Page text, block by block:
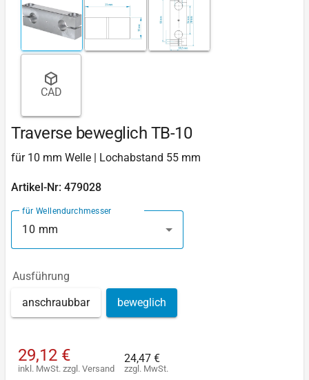
CAD
Traverse beweglich TB-10
für 10 mm Welle | Lochabstand 55 mm
Artikel-Nr: 479028
für Wellendurchmesser
10 mm
Ausführung
anschraubbar beweglich
29,12 €
inkl. MwSt. zzgl. Versand
24,47 €
zzgl. MwSt.